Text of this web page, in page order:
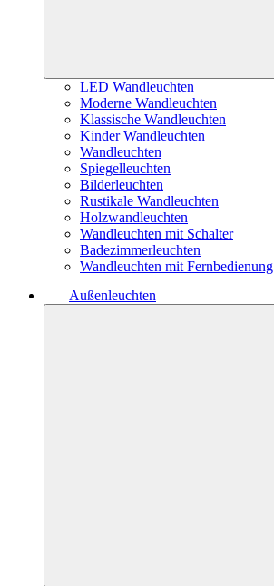
LED Wandleuchten
Moderne Wandleuchten
Klassische Wandleuchten
Kinder Wandleuchten
Wandleuchten
Spiegelleuchten
Bilderleuchten
Rustikale Wandleuchten
Holzwandleuchten
Wandleuchten mit Schalter
Badezimmerleuchten
Wandleuchten mit Fernbedienung
Außenleuchten